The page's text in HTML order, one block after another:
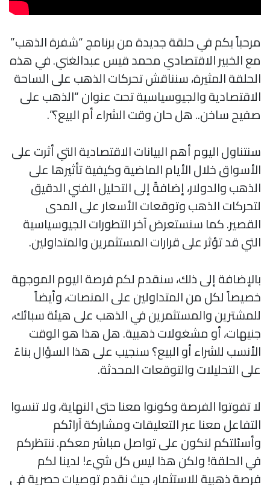
مرحباً بكم في حلقة جديدة من برنامج “شفرة الذهب”
مع الخبير الاقتصادي محمد قيس عبدالغني. في هذه
الحلقة المثيرة، سنناقش تحركات الذهب على الساحة
الاقتصادية والجيوسياسية تحت عنوان “الذهب على
صفيح ساخن.. هل حان وقت الشراء أم البيع؟”.
سنتناول اليوم أهم البيانات الاقتصادية التي أثرت على
الأسواق خلال الأيام الماضية وكيفية تأثيرها على
الذهب والدولار، إضافةً إلى التحليل الفني الدقيق
لتحركات الذهب وتوقعات الأسعار على المدى
القصير. كما سنستعرض آخر التطورات الجيوسياسية
التي قد تؤثر على قرارات المستثمرين والمتداولين.
بالإضافة إلى ذلك، سنقدم لكم فرصة اليوم الموجهة
خصيصاً لكل من المتداولين على المنصات، وأيضاً
للمشترين والمستثمرين في الذهب على هيئة سبائك،
جنيهات، أو مشغولات ذهبية. هل هذا هو الوقت
الأنسب للشراء أو البيع؟ سنجيب على هذا السؤال بناءً
على التحليلات والتوقعات المحدثة.
لا تفوتوا الفرصة وكونوا معنا حتى النهاية، ولا تنسوا
التفاعل معنا عبر التعليقات ومشاركة آرائكم
وأسئلتكم لنكون على تواصل مباشر معكم. ننتظركم
في الحلقة! ولكن هذا ليس كل شيء! لدينا لكم
فرصة ذهبية للاستثمار، حيث نقدم توصيات حصرية في